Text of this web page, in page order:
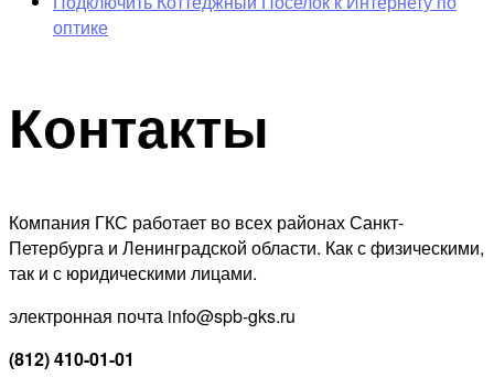
оптике
Контакты
Компания ГКС работает во всех районах Санкт-
Петербурга и Ленинградской области. Как с физическими,
так и с юридическими лицами.
электронная почта info@spb-gks.ru
(812) 410-01-01